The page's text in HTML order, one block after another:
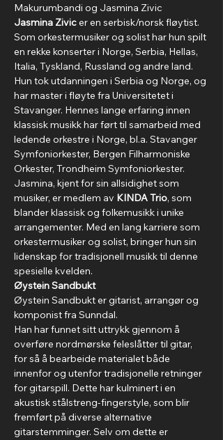
Makurumbandi og Jasmina Zivic
Jasmina Zivic er en serbisk/norsk fløytist.
Som orkestermusiker og solist har hun spilt
en rekke konserter i Norge, Serbia, Hellas,
Italia, Tyskland, Russland og andre land.
Hun tok utdanningen i Serbia og Norge, og
har master i fløyte fra Universitetet i
Stavanger. Hennes lange erfaring innen
klassisk musikk har ført til samarbeid med
ledende orkestre i Norge, bl.a. Stavanger
Symfoniorkester, Bergen Filharmoniske
Orkester, Trondheim Symfoniorkester.
Jasmina, kjent for sin allsidighet som
musiker, er medlem av KINDA Trio, som
blander klassisk og folkemusikk i unike
arrangementer. Med en lang karriere som
orkestermusiker og solist, bringer hun sin
lidenskap for tradisjonell musikk til denne
spesielle kvelden.
Øystein Sandbukt
Øystein Sandbukt er gitarist, arrangør og
komponist fra Sunndal.
Han har funnet sitt uttrykk gjennom å
overføre nordmørske feleslåtter til gitar,
for så å bearbeide materialet både
innenfor og utenfor tradisjonelle retninger
for gitarspill. Dette har kulminert i en
akustisk stålstreng-fingerstyle, som blir
fremført på diverse alternative
gitarstemminger. Selv om dette er